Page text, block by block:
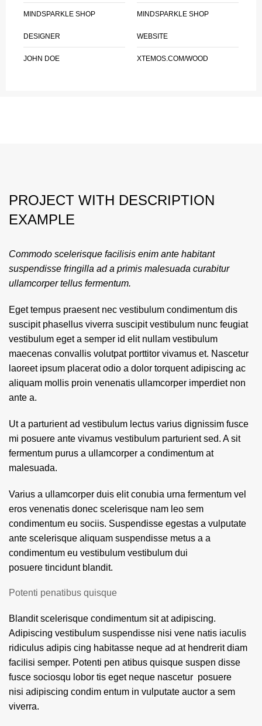
MINDSPARKLE SHOP MINDSPARKLE SHOP
DESIGNER
JOHN DOE
WEBSITE
XTEMOS.COM/WOOD
PROJECT WITH DESCRIPTION
EXAMPLE
Commodo scelerisque facilisis enim ante habitant
suspendisse fringilla ad a primis malesuada curabitur
ullamcorper tellus fermentum.
Eget tempus praesent nec vestibulum condimentum dis
suscipit phasellus viverra suscipit vestibulum nunc feugiat
vestibulum eget a semper id elit nullam vestibulum
maecenas convallis volutpat porttitor vivamus et. Nascetur
laoreet ipsum placerat odio a dolor torquent adipiscing ac
aliquam mollis proin venenatis ullamcorper imperdiet non
ante a.
Ut a parturient ad vestibulum lectus varius dignissim fusce
mi posuere ante vivamus vestibulum parturient sed. A sit
fermentum purus a ullamcorper a condimentum at
malesuada.
Varius a ullamcorper duis elit conubia urna fermentum vel
eros venenatis donec scelerisque nam leo sem
condimentum eu sociis. Suspendisse egestas a vulputate
ante scelerisque aliquam suspendisse metus a a
condimentum eu vestibulum vestibulum dui
posuere tincidunt blandit.
Potenti penatibus quisque
Blandit scelerisque condimentum sit at adipiscing.
Adipiscing vestibulum suspendisse nisi vene natis iaculis
ridiculus adipis cing habitasse neque ad at hendrerit diam
facilisi semper. Potenti pen atibus quisque suspen disse
fusce sociosqu lobor tis eget neque nascetur posuere
nisi adipiscing condim entum in vulputate auctor a sem
viverra.